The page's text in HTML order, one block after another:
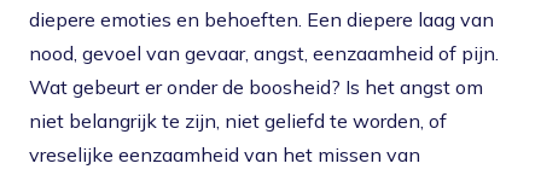
diepere emoties en behoeften. Een diepere laag van
nood, gevoel van gevaar, angst, eenzaamheid of pijn.
Wat gebeurt er onder de boosheid? Is het angst om
niet belangrijk te zijn, niet geliefd te worden, of
vreselijke eenzaamheid van het missen van